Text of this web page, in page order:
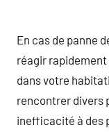
En cas de panne
réagir rapidement
dans votre
rencontrer divers
inefficacité à des